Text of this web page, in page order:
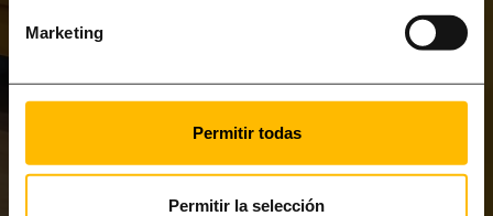
Marketing
Permitir todas
Permitir la selección